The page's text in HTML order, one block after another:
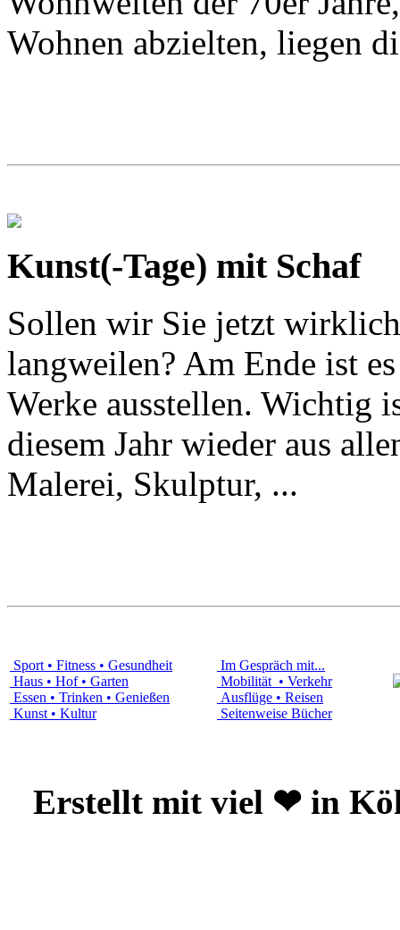
Wohnen abzielten, liegen
Kunst(-Tage) mit Schaf
Sollen wir Sie jetzt
langweilen? Am Ende ist
Werke ausstellen. Wichtig
diesem Jahr wieder aus
Malerei, Skulptur, ...
Sport • Fitness • Gesundheit
Haus • Hof • Garten
Essen • Trinken • Genießen
Kunst • Kultur
Im Gespräch mit...
Mobilität • Verkehr
Ausflüge • Reisen
Seitenweise Bücher
Erstellt mit viel ❤ in